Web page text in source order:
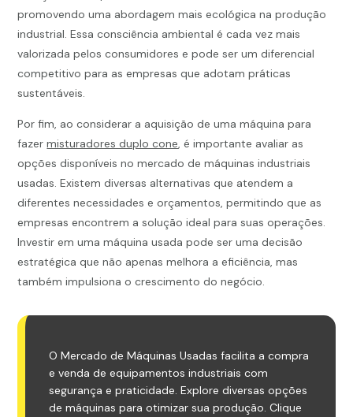
promovendo uma abordagem mais ecológica na produção
industrial. Essa consciência ambiental é cada vez mais
valorizada pelos consumidores e pode ser um diferencial
competitivo para as empresas que adotam práticas
sustentáveis.
Por fim, ao considerar a aquisição de uma máquina para
fazermisturadores duplo cone, é importante avaliar as
opções disponíveis no mercado de máquinas industriais
usadas. Existem diversas alternativas que atendem a
diferentes necessidades e orçamentos, permitindo que as
empresas encontrem a solução ideal para suas operações.
Investir em uma máquina usada pode ser uma decisão
estratégica que não apenas melhora a eficiência, mas
também impulsiona o crescimento do negócio.
O Mercado de Máquinas Usadas facilita a compra
e venda de equipamentos industriais com
segurança e praticidade. Explore diversas opções
de máquinas para otimizar sua produção. Clique